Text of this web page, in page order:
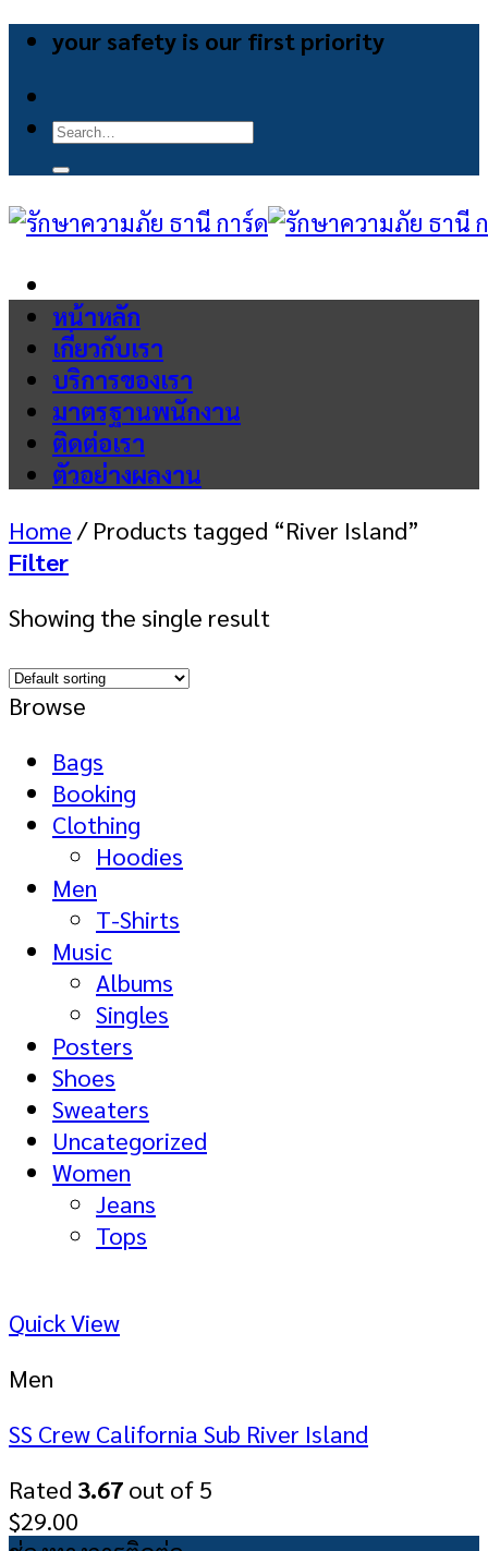
Skip
content
your safety is our first priority
Search
หน้าหลัก
เกี่ยวกับเรา
บริการของเรา
มาตรฐานพนักงาน
ติดต่อเรา
ตัวอย่างผลงาน
Home /Products tagged “River Island”
Filter
Showing the single result
Browse
Bags
Booking
Clothing
Hoodies
Men
T-Shirts
Music
Albums
Singles
Posters
Shoes
Sweaters
Uncategorized
Women
Jeans
Tops
Quick View
Men
SS Crew California Sub River Island
Rated 3.67 out of 5
$29.00